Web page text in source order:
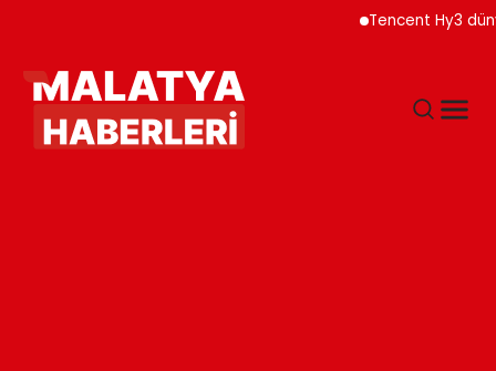
Tencent Hy3 dünya